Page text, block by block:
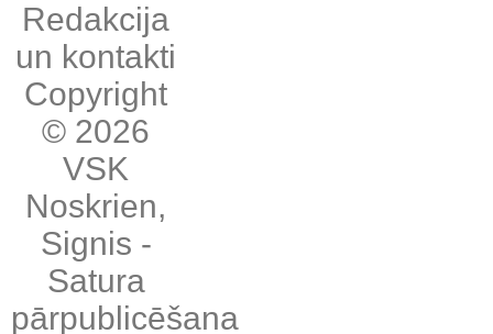
Redakcija
un kontakti
Copyright
© 2026
VSK
Noskrien,
Signis -
Satura
pārpublicēšana